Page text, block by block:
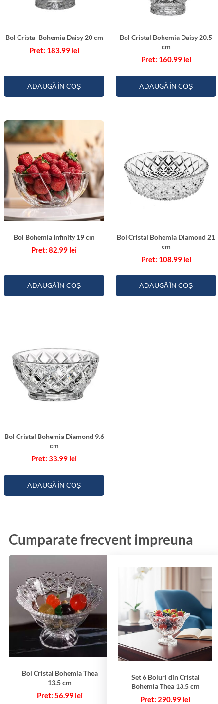
e
T
.
5
m
Bol Cristal Bohemia Daisy 20 cm
183.99 lei
ADAUGĂ ÎN COȘ
Bol Cristal Bohemia Daisy 20.5
cm
160.99 lei
ADAUGĂ ÎN COȘ
Bol Bohemia Infinity 19 cm
82.99 lei
ADAUGĂ ÎN COȘ
Bol Cristal Bohemia Diamond 21
cm
108.99 lei
ADAUGĂ ÎN COȘ
Bol Cristal Bohemia Diamond 9.6
cm
33.99 lei
ADAUGĂ ÎN COȘ
Cumparate frecvent impreuna
Bol Cristal Bohemia Thea
13.5 cm
56.99 lei
Set 6 Boluri din Cristal
Bohemia Thea 13.5 cm
290.99 lei